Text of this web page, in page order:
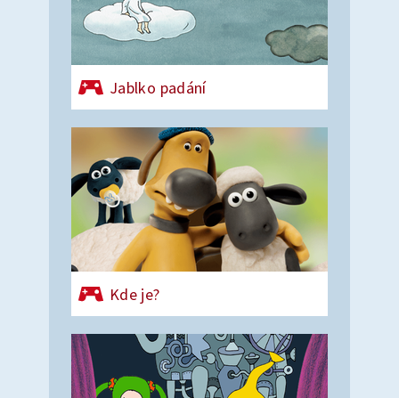
Jablko padání
Kde je?